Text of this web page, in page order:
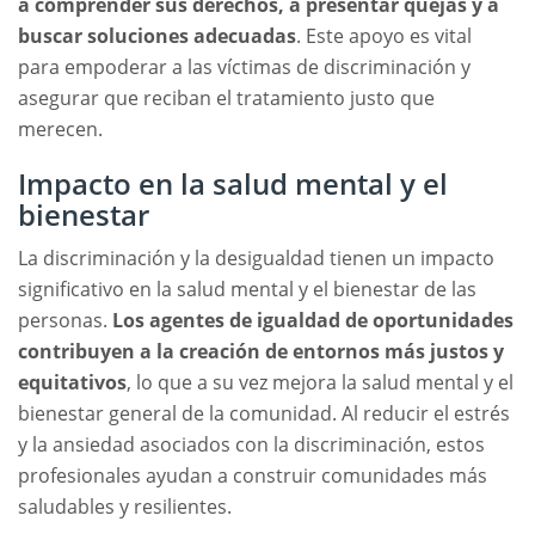
buscar soluciones adecuadas. Este apoyo es vital
para empoderar a las víctimas de discriminación y
asegurar que reciban el tratamiento justo que
merecen.
Impacto en la salud mental y el
bienestar
La discriminación y la desigualdad tienen un impacto
significativo en la salud mental y el bienestar de las
personas. Los agentes de igualdad de oportunidades
contribuyen a la creación de entornos más justos y
equitativos, lo que a su vez mejora la salud mental y el
bienestar general de la comunidad. Al reducir el estrés
y la ansiedad asociados con la discriminación, estos
profesionales ayudan a construir comunidades más
saludables y resilientes.